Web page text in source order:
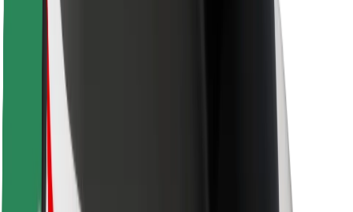
Villes
Emplacements
Solutions pour les villes